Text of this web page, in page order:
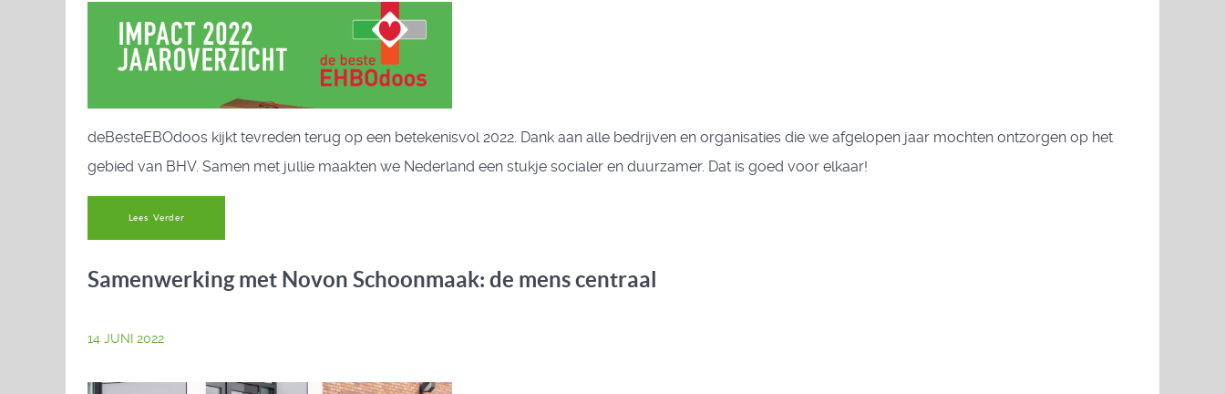
deBesteEBOdoos kijkt tevreden terug op een betekenisvol 2022. Dank aan alle bedrijven en organisaties die we afgelopen jaar mochten ontzorgen op het
gebied van BHV. Samen met jullie maakten we Nederland een stukje socialer en duurzamer. Dat is goed voor elkaar!
Lees Verder
Samenwerking met Novon Schoonmaak: de mens centraal
14 JUNI 2022